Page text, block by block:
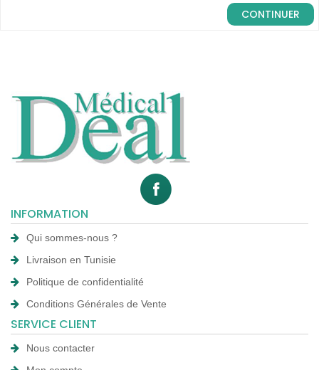
CONTINUER
INFORMATION
Qui sommes-nous ?
Livraison en Tunisie
Politique de confidentialité
Conditions Générales de Vente
SERVICE CLIENT
Nous contacter